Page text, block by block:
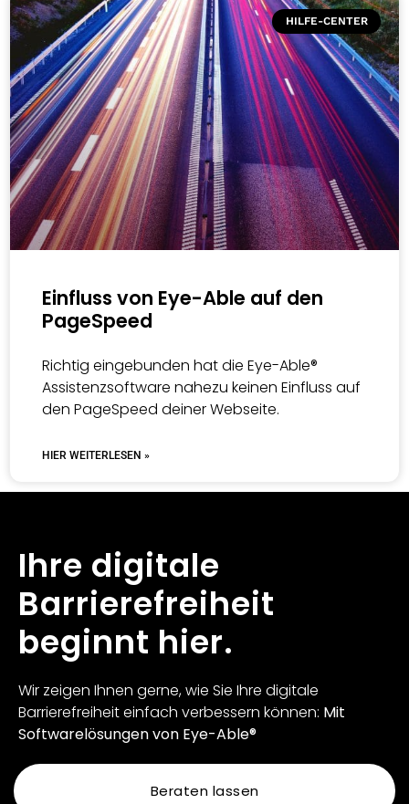
HILFE-CENTER
Einfluss von Eye-Able auf den
PageSpeed
Richtig eingebunden hat die Eye-Able®
Assistenzsoftware nahezu keinen Einfluss auf
den PageSpeed deiner Webseite.
HIER WEITERLESEN »
Ihre digitale
Barrierefreiheit
beginnt hier.
Wir zeigen Ihnen gerne, wie Sie Ihre digitale
Barrierefreiheit einfach verbessern können: Mit
Softwarelösungen von Eye-Able®
Beraten lassen